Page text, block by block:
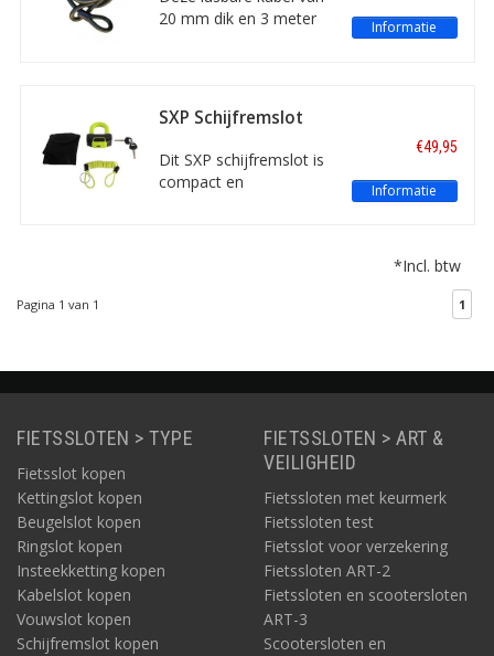
coating.
20 mm dik en 3 meter
hangsloten. De kabel is
van staal met daar
omheen een
geplastificeerde coating.
Informatie
SXP Schijfremslot
Dit SXP schijfremslot is
compact en
€49,95
Informatie
*Incl. btw
Pagina 1 van 1 1
FIETSSLOTEN > TYPE
Fietsslot kopen
Kettingslot kopen
Beugelslot kopen
Ringslot kopen
Insteekketting kopen
Kabelslot kopen
Vouwslot kopen
Schijfremslot kopen
FIETSSLOTEN > ART &
VEILIGHEID
Fietssloten met keurmerk
Fietssloten test
Fietsslot voor verzekering
Fietssloten ART-2
Fietssloten en scootersloten
ART-3
Scootersloten en